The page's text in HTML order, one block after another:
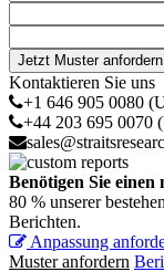
Jetzt Muster anfordern
Kontaktieren Sie uns
+1 646 905 0080
+44 203 695 0070
Benötigen Sie einen
80 % unserer
Berichten.
Anpassung
Muster anfordern